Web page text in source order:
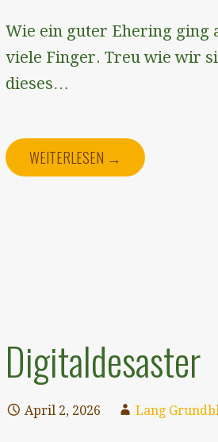
Wie ein guter Ehering
viele Finger. Treu wie wir
dieses…
WEITERLESEN →
Digitaldesaster
April 2, 2026 Lang